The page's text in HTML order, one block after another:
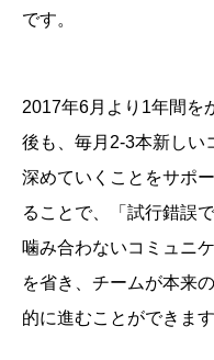
です。
2017年6月より1年間を
後も、毎月2-3本新しい
深めていくことをサポー
ることで、「試行錯誤
噛み合わないコミュニ
を省き、チームが本来
的に進むことができます